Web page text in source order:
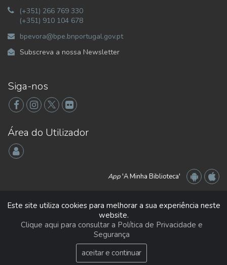
(+351) 266 769 330
(+351) 910 104 678
bpevora@bpe.bnportugal.gov.pt
Subscreva a nossa Newsletter
Siga-nos
Área do Utilizador
App'A Minha Biblioteca'
2026 Libware - Tecnologias de Informação e Documentação. Todos os
Direitos Reservados
Acessibilidade|Condições de Utilização
Este site utiliza cookies para melhorar a sua experiência neste
website.
Clique aqui para consultar a Política de Privacidade e
Segurança
aceitar e continuar